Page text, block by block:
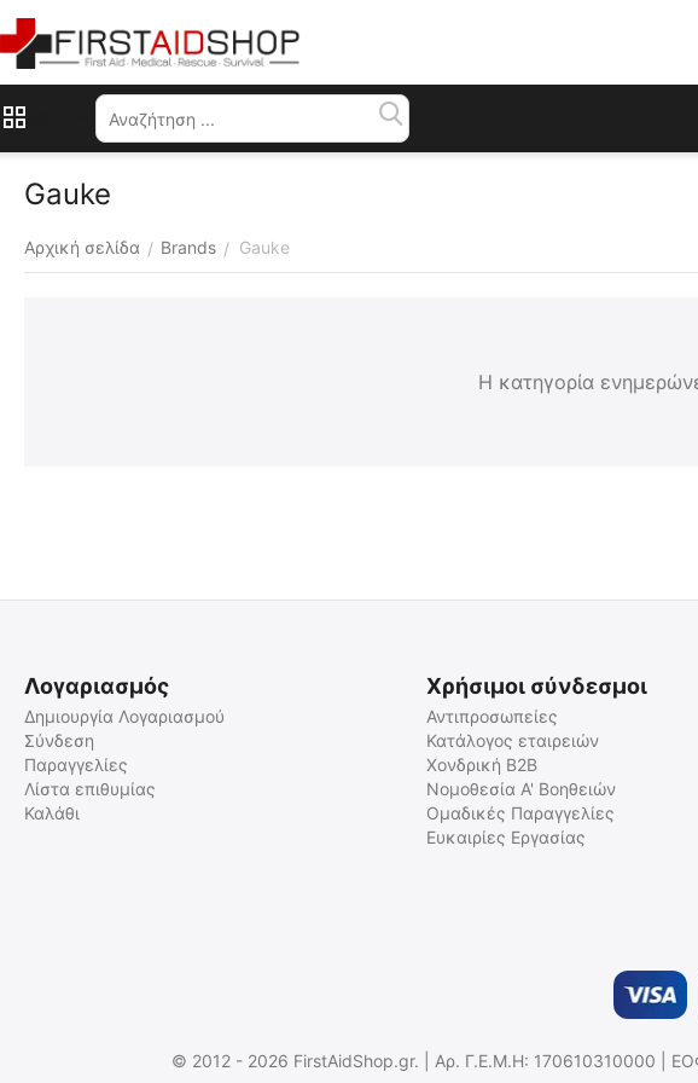
Gauke
Αρχική σελίδα / Brands / Gauke
Η κατηγορία
Λογαριασμός
Δημιουργία Λογαριασμού
Σύνδεση
Παραγγελίες
Λίστα επιθυμίας
Καλάθι
Χρήσιμοι σύνδεσμοι
Αντιπροσωπείες
Κατάλογος εταιρειών
Χονδρική B2B
Νομοθεσία Α' Βοηθειών
Ομαδικές Παραγγελίες
Ευκαιρίες Εργασίας
© 2012 - 2026 FirstAidShop.gr. | Αρ. Γ.Ε.Μ.Η: 170610310000 |